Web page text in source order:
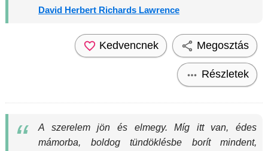
David Herbert Richards Lawrence
Kedvencnek Megosztás
Részletek
A szerelem jön és elmegy. Míg itt van, édes
mámorba, boldog tündöklésbe borít mindent,